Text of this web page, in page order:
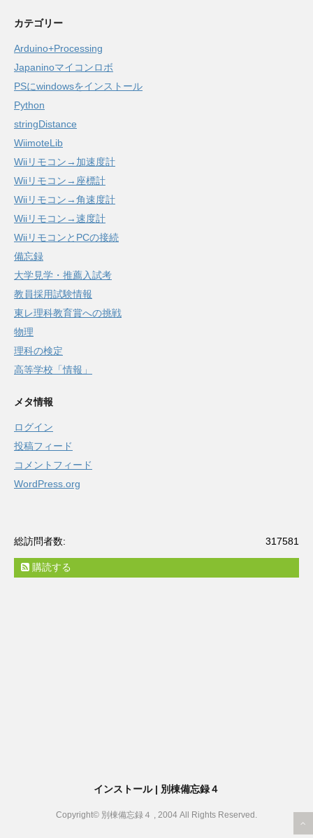
カテゴリー
Arduino+Processing
Japaninoマイコンロボ
PSにwindowsをインストール
Python
stringDistance
WiimoteLib
Wiiリモコン→加速度計
Wiiリモコン→座標計
Wiiリモコン→角速度計
Wiiリモコン→速度計
WiiリモコンとPCの接続
備忘録
大学見学・推薦入試考
教員採用試験情報
東レ理科教育賞への挑戦
物理
理科の検定
高等学校「情報」
メタ情報
ログイン
投稿フィード
コメントフィード
WordPress.org
317581
総訪問者数:
購読する
インストール | 別棟備忘録４
Copyright© 別棟備忘録４ , 2004 All Rights Reserved.